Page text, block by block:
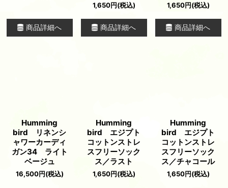
商品詳細へ
1,650円(税込)
商品詳細へ
1,650円(税込)
商品詳細へ
Humming
bird リネンシ
ャワーカーディ
ガン34 ライト
ベージュ
16,500円(税込)
Humming
bird エジプト
コットンストレ
スフリーソック
ス／ラスト
1,650円(税込)
Humming
bird エジプト
コットンストレ
スフリーソック
ス／チャコール
1,650円(税込)